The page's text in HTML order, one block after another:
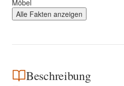
Möbel
Alle Fakten anzeigen
Beschreibung